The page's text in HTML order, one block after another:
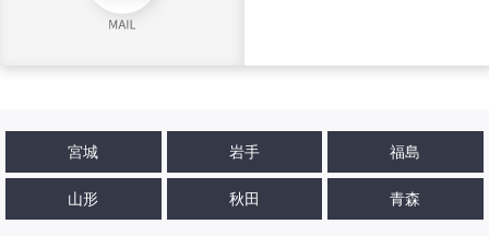
宮城 岩手 福島
山形 秋田 青森